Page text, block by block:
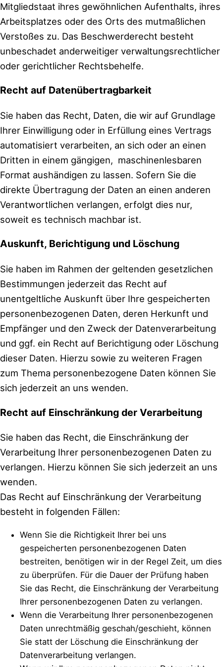
Mitgliedstaat ihres gewöhnlichen Aufenthalts, ihres
Arbeitsplatzes oder des Orts des mutmaßlichen
Verstoßes zu. Das Beschwerderecht besteht
unbeschadet anderweitiger verwaltungsrechtlicher
oder gerichtlicher Rechtsbehelfe.
Recht auf Daten­übertrag­barkeit
Sie haben das Recht, Daten, die wir auf Grundlage
Ihrer Einwilligung oder in Erfüllung eines Vertrags
automatisiert verarbeiten, an sich oder an einen
Dritten in einem gängigen, maschinenlesbaren
Format aushändigen zu lassen. Sofern Sie die
direkte Übertragung der Daten an einen anderen
Verantwortlichen verlangen, erfolgt dies nur,
soweit es technisch machbar ist.
Auskunft, Berichtigung und Löschung
Sie haben im Rahmen der geltenden gesetzlichen
Bestimmungen jederzeit das Recht auf
unentgeltliche Auskunft über Ihre gespeicherten
personenbezogenen Daten, deren Herkunft und
Empfänger und den Zweck der Datenverarbeitung
und ggf. ein Recht auf Berichtigung oder Löschung
dieser Daten. Hierzu sowie zu weiteren Fragen
zum Thema personenbezogene Daten können Sie
sich jederzeit an uns wenden.
Recht auf Einschränkung der Verarbeitung
Sie haben das Recht, die Einschränkung der
Verarbeitung Ihrer personenbezogenen Daten zu
verlangen. Hierzu können Sie sich jederzeit an uns
wenden.
Das Recht auf Einschränkung der Verarbeitung
besteht in folgenden Fällen:
Wenn Sie die Richtigkeit Ihrer bei uns
gespeicherten personenbezogenen Daten
bestreiten, benötigen wir in der Regel Zeit, um dies
zu überprüfen. Für die Dauer der Prüfung haben
Sie das Recht, die Einschränkung der Verarbeitung
Ihrer personenbezogenen Daten zu verlangen.
Wenn die Verarbeitung Ihrer personenbezogenen
Daten unrechtmäßig geschah/geschieht, können
Sie statt der Löschung die Einschränkung der
Datenverarbeitung verlangen.